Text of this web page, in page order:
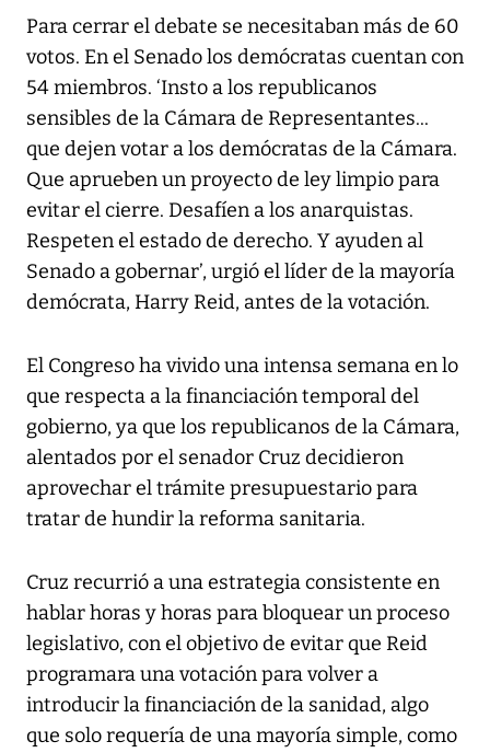
Para cerrar el debate se necesitaban más de 60
votos. En el Senado los demócratas cuentan con
54 miembros. ‘Insto a los republicanos
sensibles de la Cámara de Representantes...
que dejen votar a los demócratas de la Cámara.
Que aprueben un proyecto de ley limpio para
evitar el cierre. Desafíen a los anarquistas.
Respeten el estado de derecho. Y ayuden al
Senado a gobernar’, urgió el líder de la mayoría
demócrata, Harry Reid, antes de la votación.
El Congreso ha vivido una intensa semana en lo
que respecta a la financiación temporal del
gobierno, ya que los republicanos de la Cámara,
alentados por el senador Cruz decidieron
aprovechar el trámite presupuestario para
tratar de hundir la reforma sanitaria.
Cruz recurrió a una estrategia consistente en
hablar horas y horas para bloquear un proceso
legislativo, con el objetivo de evitar que Reid
programara una votación para volver a
introducir la financiación de la sanidad, algo
que solo requería de una mayoría simple, como